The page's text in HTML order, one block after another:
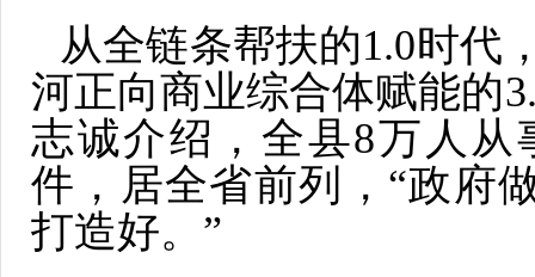
从全链条帮扶的1.0时代
河正向商业综合体赋能的
志诚介绍，全县8万人从
件，居全省前列，“政府
打造好。”